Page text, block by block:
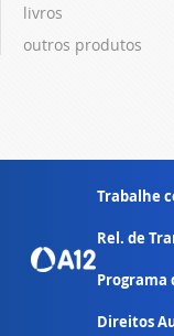
livros
outros produtos
Trabalhe
Rel. de
Programa
Direitos